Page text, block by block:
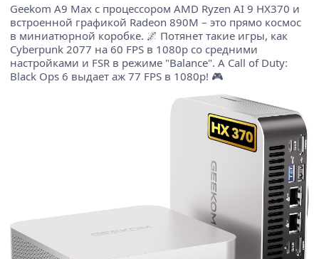
Geekom A9 Max с процессором AMD Ryzen AI 9 HX370 и
встроенной графикой Radeon 890M – это прямо космос
в миниатюрной коробке. 🌌 Потянет такие игры, как
Cyberpunk 2077 на 60 FPS в 1080p со средними
настройками и FSR в режиме "Balance". А Call of Duty:
Black Ops 6 выдает аж 77 FPS в 1080p! 🎮